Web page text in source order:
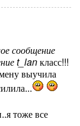
сообщение
t_lanкласс!!!
выучила
тоже все